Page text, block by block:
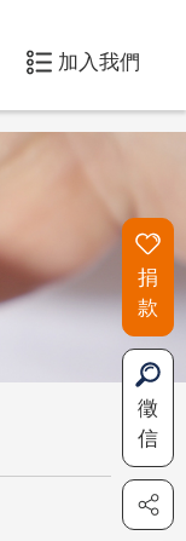
加入我們
捐
款
徵
信